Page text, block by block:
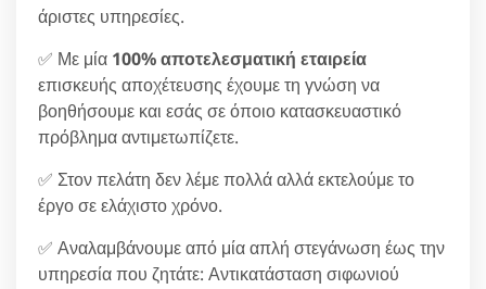
άριστες υπηρεσίες.
✅ Με μία 100% αποτελεσματική εταιρεία
επισκευής αποχέτευσης έχουμε τη γνώση να
βοηθήσουμε και εσάς σε όποιο κατασκευαστικό
πρόβλημα αντιμετωπίζετε.
✅ Στον πελάτη δεν λέμε πολλά αλλά εκτελούμε το
έργο σε ελάχιστο χρόνο.
✅ Αναλαμβάνουμε από μία απλή στεγάνωση έως την
υπηρεσία που ζητάτε: Αντικατάσταση σιφωνιού